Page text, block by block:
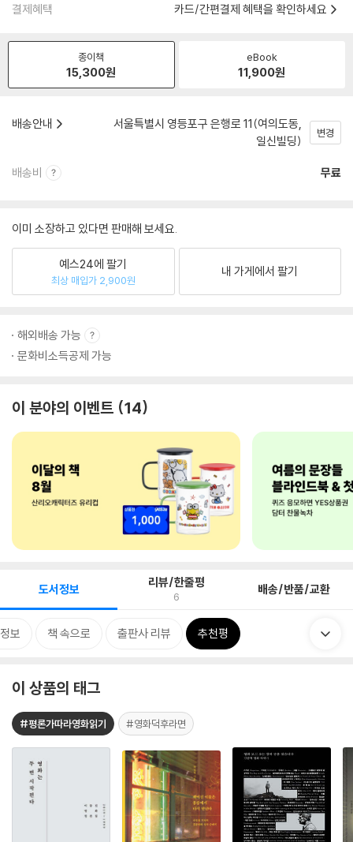
결제혜택 카드/간편결제 혜택을 확인하세요
종이책
15,300원
eBook
11,900원
배송안내
서울특별시 영등포구 은행로 11(여의도동,
일신빌딩)
변경
배송비 무료
이미 소장하고 있다면 판매해 보세요.
예스24에 팔기
최상 매입가 2,900원
내 가게에서 팔기
해외배송 가능
문화비소득공제 가능
이 분야의 이벤트 14
도서정보 리뷰/한줄평
6 배송/반품/교환
보 책 속으로 출판사 리뷰 추천평
이 상품의 태그
#평론가따라영화읽기 #영화덕후라면